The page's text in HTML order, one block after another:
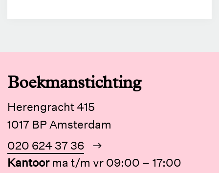
Boekmanstichting
Herengracht 415
1017 BP Amsterdam
020 624 37 36
Kantoor ma t/m vr 09:00 – 17:00